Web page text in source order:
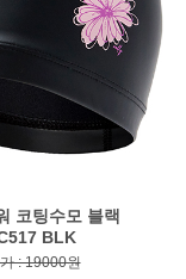
코팅수모 블랙
BLK
: 19000원